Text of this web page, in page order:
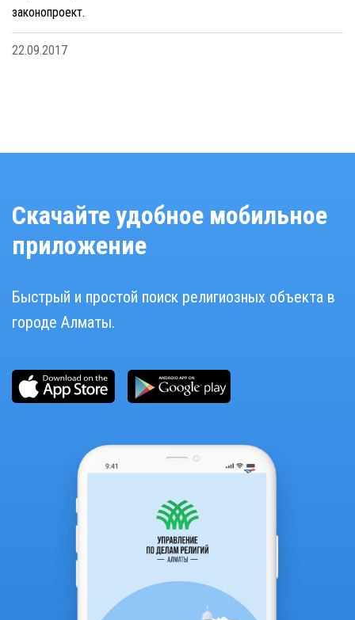
законо­проект.
22.09.2017
Скачайте удобное мобильное
приложение
Быстрый и простой поиск религиозных объекта в
городе Алматы.